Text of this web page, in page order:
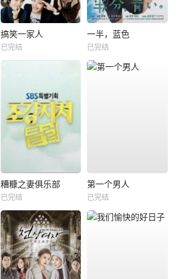
搞笑一家人
已完结
一半，蓝色
已完结
糟糠之妻俱乐部
已完结
第一个男人
已完结